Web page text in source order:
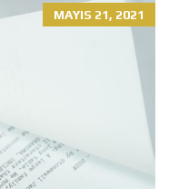
MAYIS 21, 2021